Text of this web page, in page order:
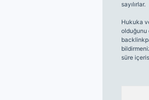
sayılırlar.
Hukuka
olduğunu
süre